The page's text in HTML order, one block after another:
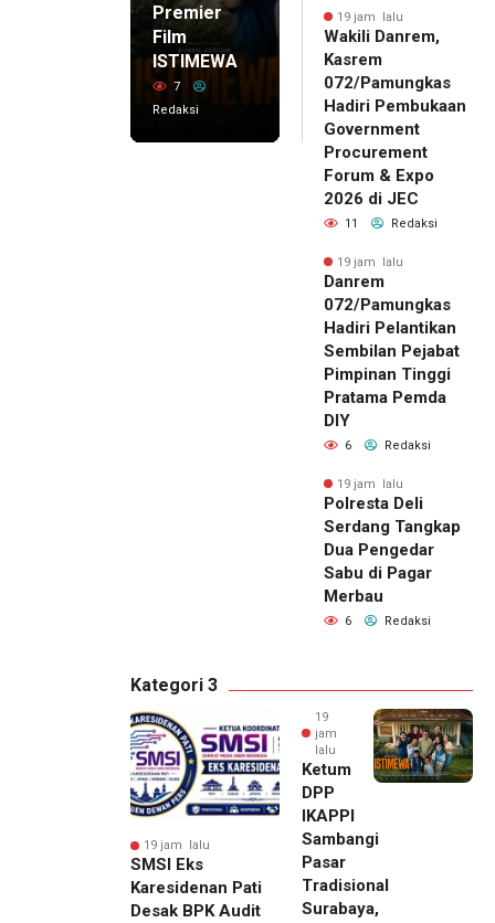
Premier
Film
ISTIMEWA
7
Redaksi
19 jam lalu
Wakili Danrem,
Kasrem
072/Pamungkas
Hadiri Pembukaan
Government
Procurement
Forum & Expo
2026 di JEC
11 Redaksi
19 jam lalu
Danrem
072/Pamungkas
Hadiri Pelantikan
Sembilan Pejabat
Pimpinan Tinggi
Pratama Pemda
DIY
6 Redaksi
19 jam lalu
Polresta Deli
Serdang Tangkap
Dua Pengedar
Sabu di Pagar
Merbau
6 Redaksi
Kategori 3
19 jam lalu
SMSI Eks
Karesidenan Pati
Desak BPK Audit
19
jam
lalu
Ketum
DPP
IKAPPI
Sambangi
Pasar
Tradisional
Surabaya,